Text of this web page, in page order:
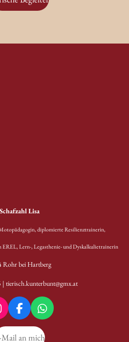
Schafzahl Lisa
diplomierte Resilienztrainerin,
EREL, Lern-, Legasthenie- und Dyskalkulietrainerin
Rohr bei Hartberg
| tierisch.kunterbunt@gmx.at
F
a
W
h
a
an mich